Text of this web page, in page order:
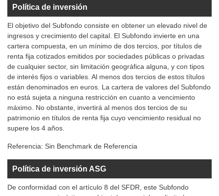
Política de inversión
El objetivo del Subfondo consiste en obtener un elevado nivel de
ingresos y crecimiento del capital. El Subfondo invierte en una
cartera compuesta, en un mínimo de dos tercios, por títulos de
renta fija cotizados emitidos por sociedades públicas o privadas
de cualquier sector, sin limitación geográfica alguna, y con tipos
de interés fijos o variables. Al menos dos tercios de estos títulos
están denominados en euros. La cartera de valores del Subfondo
no está sujeta a ninguna restricción en cuanto a vencimiento
máximo. No obstante, invertirá al menos dos tercios de su
patrimonio en títulos de renta fija cuyo vencimiento residual no
supere los 4 años.
Referencia: Sin Benchmark de Referencia
Política de inversión ASG
De conformidad con el artículo 8 del SFDR, este Subfondo